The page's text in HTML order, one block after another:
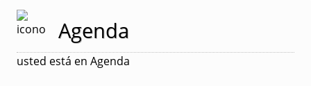
Agenda
usted está en Agenda